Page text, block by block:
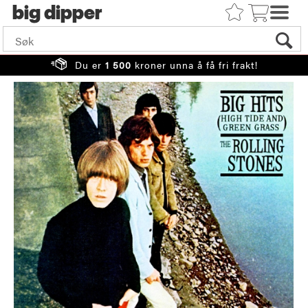
big
Du er 1 500 kroner unna å få fri frakt!